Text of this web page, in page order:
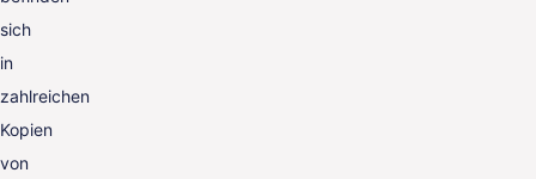
sich
in
zahlreichen
Kopien
von